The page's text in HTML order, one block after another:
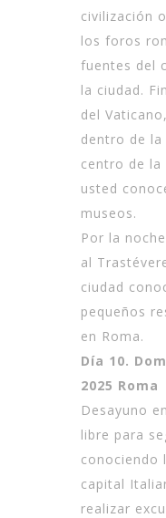
civilización
los foros
fuentes del
la ciudad.
del
dentro de la
centro de la
usted
museos.
Por la
al
ciudad
pequeños
en Roma.
Día 10.
2025 Roma
Desayuno
libre para
conociendo
capital
realizar